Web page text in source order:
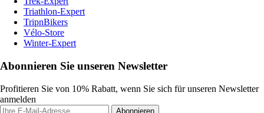
Triathlon-Expert
TripnBikers
Vélo-Store
Winter-Expert
Abonnieren Sie unseren Newsletter
Profitieren Sie von 10% Rabatt, wenn Sie sich für unseren Newsletter
anmelden
Abonnieren